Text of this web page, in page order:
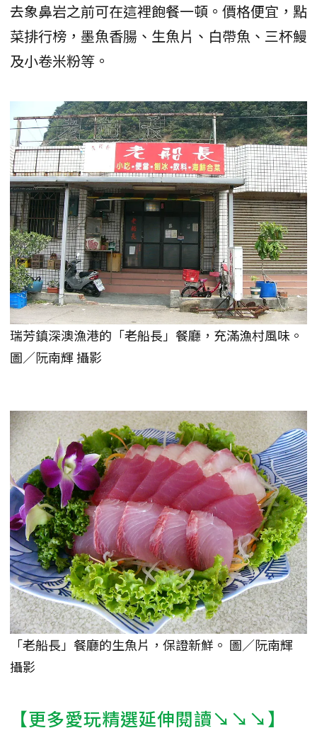
去象鼻岩之前可在這裡飽餐一頓。價格便宜，點
菜排行榜，墨魚香腸、生魚片、白帶魚、三杯鰻
及小卷米粉等。
瑞芳鎮深澳漁港的「老船長」餐廳，充滿漁村風味。
圖／阮南輝 攝影
「老船長」餐廳的生魚片，保證新鮮。 圖／阮南輝
攝影
【更多愛玩精選延伸閱讀↘↘↘】